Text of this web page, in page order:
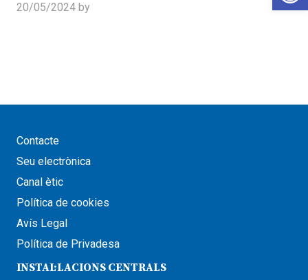
20/05/2024 by
Contacte
Seu electrònica
Canal ètic
Política de cookies
Avís Legal
Política de Privadesa
INSTAL·LACIONS CENTRALS